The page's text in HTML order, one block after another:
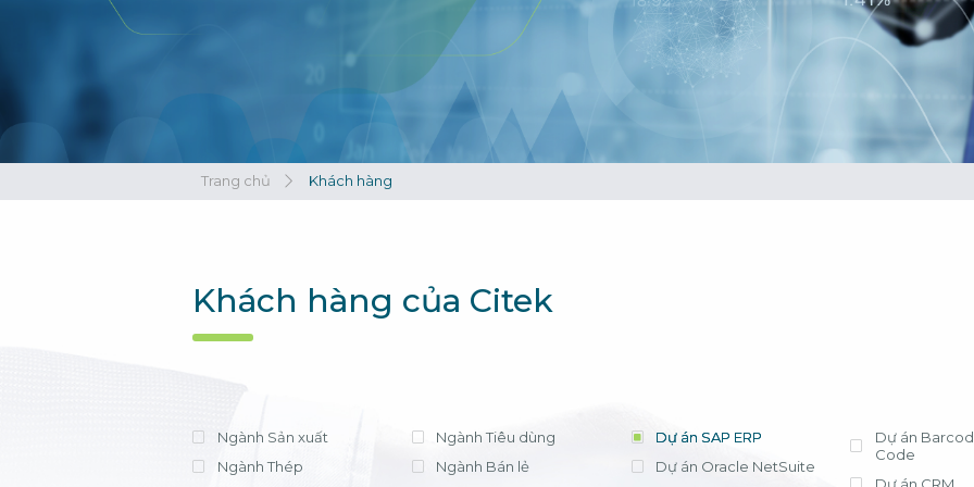
tháng, chi phí
phí license
ứng dụng
cần lựa chọn
triển khai có
Xem chi tiết
Bà Nguyễn
Trưởng Phòng
- Công ty
Trang chủ Khách hàng
Khách hàng của Citek
Ngành Sản xuất
Ngành Thép
Ngành Tiêu dùng
Ngành Bán lẻ
Dự án SAP ERP
Dự án Oracle NetSuite
Dự án
Code